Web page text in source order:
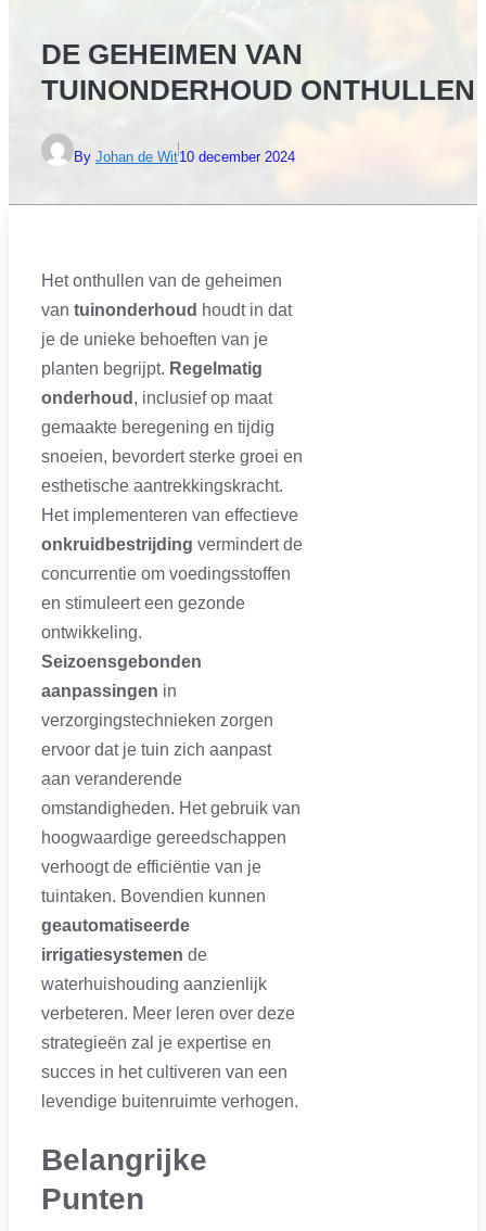
DE GEHEIMEN VAN
TUINONDERHOUD ONTHULLEN
By Johan de Wit10 december 2024
Het onthullen van de geheimen
van tuinonderhoud houdt in dat
je de unieke behoeften van je
planten begrijpt. Regelmatig
onderhoud , inclusief op maat
gemaakte beregening en tijdig
snoeien, bevordert sterke groei en
esthetische aantrekkingskracht.
Het implementeren van effectieve
onkruidbestrijding vermindert de
concurrentie om voedingsstoffen
en stimuleert een gezonde
ontwikkeling.
Seizoensgebonden
aanpassingen in
verzorgingstechnieken zorgen
ervoor dat je tuin zich aanpast
aan veranderende
omstandigheden. Het gebruik van
hoogwaardige gereedschappen
verhoogt de efficiëntie van je
tuintaken. Bovendien kunnen
geautomatiseerde
irrigatiesystemen de
waterhuishouding aanzienlijk
verbeteren. Meer leren over deze
strategieën zal je expertise en
succes in het cultiveren van een
levendige buitenruimte verhogen.
Belangrijke
Punten